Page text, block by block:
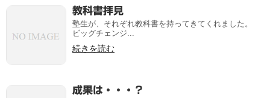
教科書拝見
塾生が、それぞれ教科書を持ってきてくれました。
ビッグチェンジ...
続きを読む
成果は・・・？